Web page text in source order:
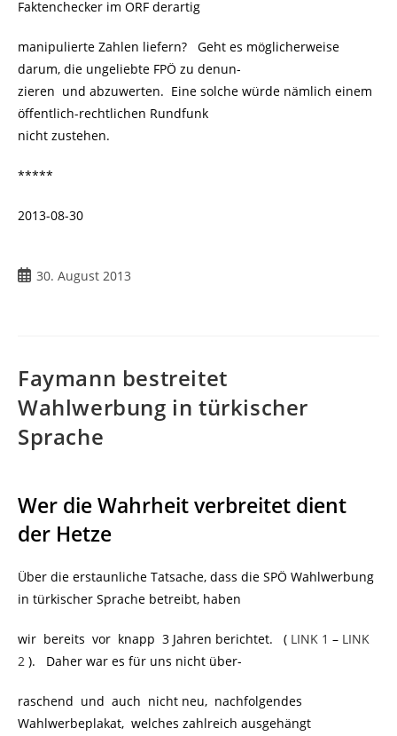
Faktenchecker im ORF derartig
manipulierte Zahlen liefern? Geht es möglicherweise
darum, die ungeliebte FPÖ zu denun-
zieren und abzuwerten. Eine solche würde nämlich einem
öffentlich-rechtlichen Rundfunk
nicht zustehen.
*****
2013-08-30
Beitrag
30. August 2013
Faymann bestreitet
Wahlwerbung in türkischer
Sprache
Wer die Wahrheit verbreitet dient
der Hetze
Über die erstaunliche Tatsache, dass die SPÖ Wahlwerbung
in türkischer Sprache betreibt, haben
wir bereits vor knapp 3 Jahren berichtet. ( LINK 1 – LINK
2 ). Daher war es für uns nicht über-
raschend und auch nicht neu, nachfolgendes
Wahlwerbeplakat, welches zahlreich ausgehängt